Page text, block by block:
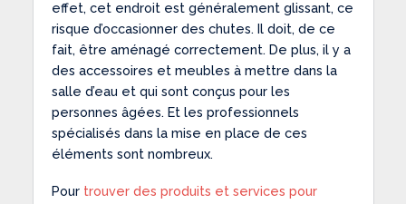
effet, cet endroit est généralement glissant, ce
risque d’occasionner des chutes. Il doit, de ce
fait, être aménagé correctement. De plus, il y a
des accessoires et meubles à mettre dans la
salle d’eau et qui sont conçus pour les
personnes âgées. Et les professionnels
spécialisés dans la mise en place de ces
éléments sont nombreux.
Pour trouver des produits et services pour